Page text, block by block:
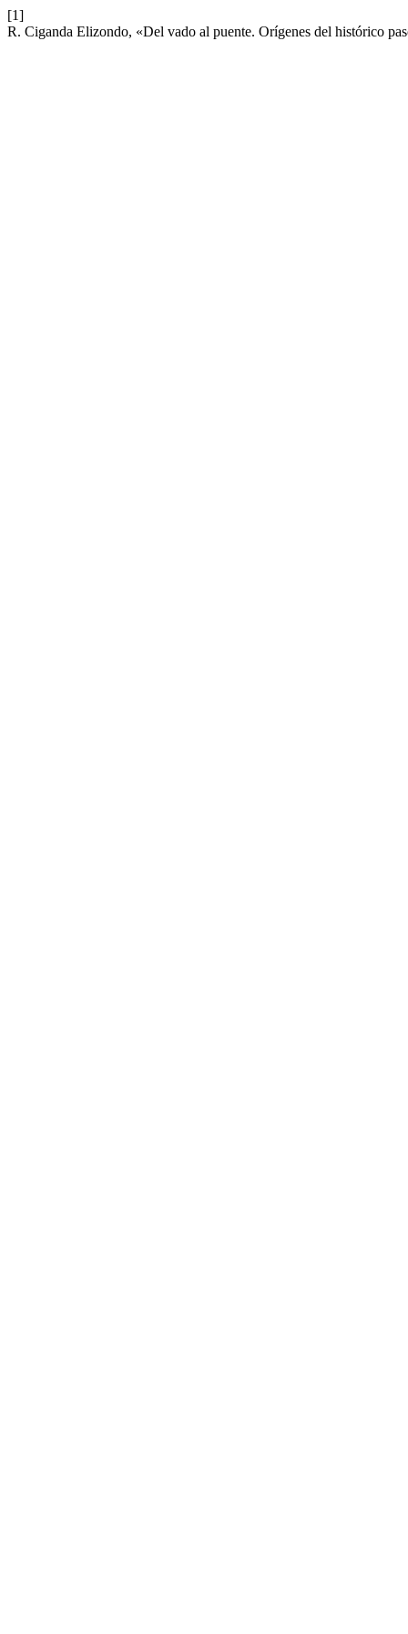
[1]
R. Ciganda Elizondo, «Del vado al puente. Orígenes del histórico